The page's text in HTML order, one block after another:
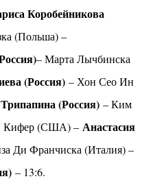
Коробейникова
(Польша) –
– Марта Лычбинска
(Россия) – Хон Сео Ин
(Россия)– Ким
Кифер (США) –Анастасия
Ди Франчиска (Италия) –
– 13:6.